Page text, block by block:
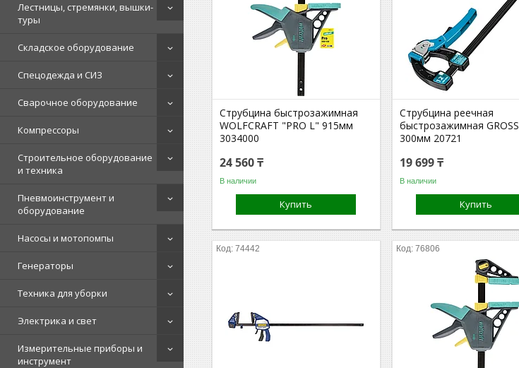
Лестницы, стремянки, вышки-
туры
Складское оборудование
Спецодежда и СИЗ
Сварочное оборудование
Компрессоры
Строительное оборудование
и техника
Пневмоинструмент и
оборудование
Насосы и мотопомпы
Генераторы
Техника для уборки
Электрика и свет
Измерительные приборы и
инструмент
Струбцина быстрозажимная
WOLFCRAFT "PRO L" 915мм
3034000
24 560 ₸
В наличии
Купить
Струбцина реечная
быстрозажимная GROSS
300мм 20721
19 699 ₸
В наличии
Купить
74442 76806